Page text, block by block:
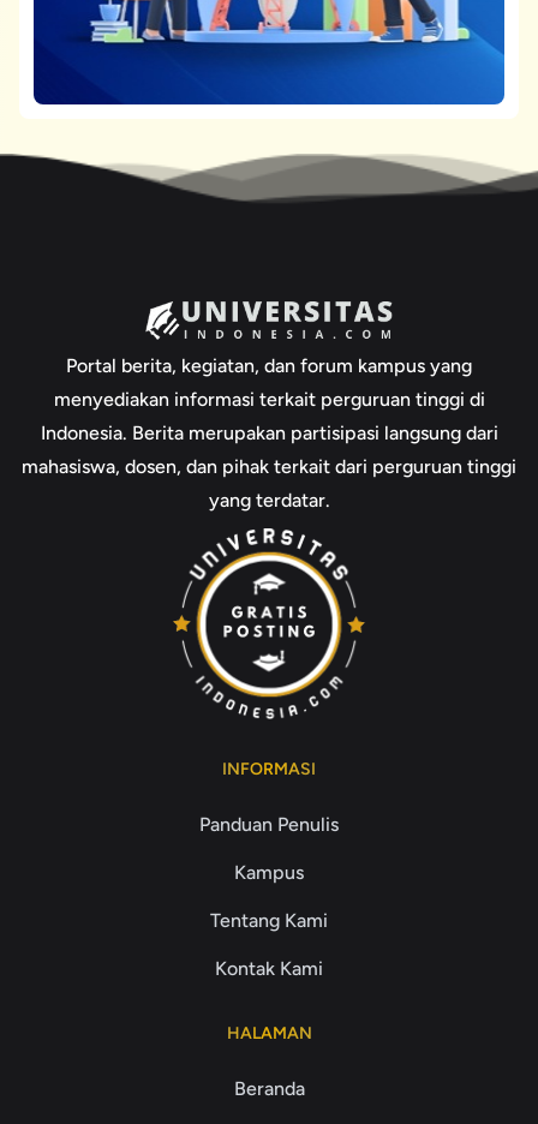
Portal berita, kegiatan, dan forum kampus yang
menyediakan informasi terkait perguruan tinggi di
Indonesia. Berita merupakan partisipasi langsung dari
mahasiswa, dosen, dan pihak terkait dari perguruan tinggi
yang terdatar.
INFORMASI
Panduan Penulis
Kampus
Tentang Kami
Kontak Kami
HALAMAN
Beranda